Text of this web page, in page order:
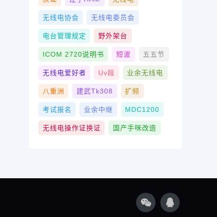
无线电协会 无线电委员会
电台管理规定 野外架台
ICOM 2720说明书 短波 五五节
无线电爱好者 Uv段 业余无线电
八重洲 建武tk308 扩频
考试报名 业余中继 MDC1200
无线电操作证换证 国产手咪改造